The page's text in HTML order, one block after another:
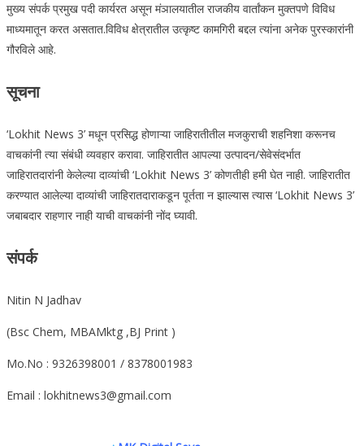
मुख्य संपर्क प्रमुख पदी कार्यरत असून मंञालयातील राजकीय वार्तांकन मुक्तपणे विविध
माध्यमातून करत असतात.विविध क्षेत्रातील उत्कृष्ट कामगिरी बद्दल त्यांना अनेक पुरस्कारांनी
गौरविले आहे.
सूचना
‘Lokhit News 3’ मधून प्रसिद्ध होणाऱ्या जाहिरातीतील मजकुराची शहनिशा करूनच
वाचकांनी त्या संबंधी व्यवहार करावा. जाहिरातीत आपल्या उत्पादन/सेवेसंदर्भात
जाहिरातदारांनी केलेल्या दाव्यांची ‘Lokhit News 3’ कोणतीही हमी घेत नाही. जाहिरातीत
करण्यात आलेल्या दाव्यांची जाहिरातदाराकडून पूर्तता न झाल्यास त्यास ‘Lokhit News 3’
जबाबदार राहणार नाही याची वाचकांनी नोंद घ्यावी.
संपर्क
Nitin N Jadhav
(Bsc Chem, MBAMktg ,BJ Print )
Mo.No : 9326398001 / 8378001983
Email : lokhitnews3@gmail.com